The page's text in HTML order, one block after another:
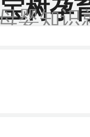
树孕
婴知识